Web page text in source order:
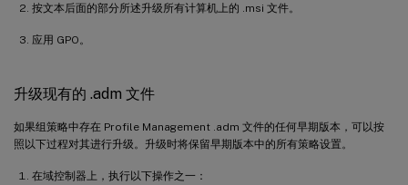
按文本后面的部分所述升级所有计算机上的 .msi 文件。
应用 GPO。
升级现有的 .adm 文件
如果组策略中存在 Profile Management .adm 文件的任何早期版本，可以按
照以下过程对其进行升级。升级时将保留早期版本中的所有策略设置。
在域控制器上，执行以下操作之一：